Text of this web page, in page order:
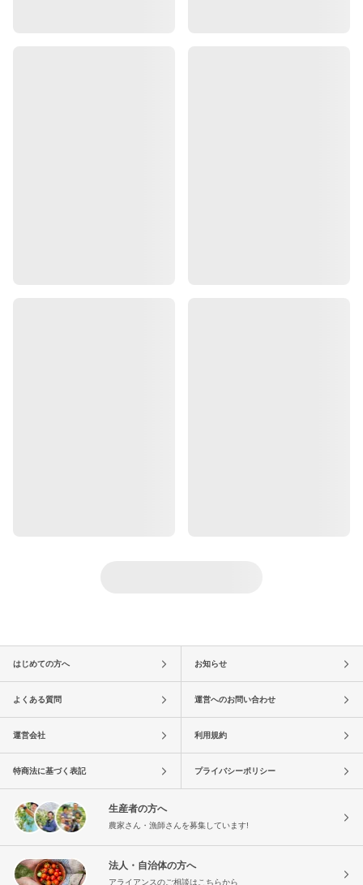
はじめての方へ お知らせ
よくある質問 運営へのお問い合わせ
運営会社 利用規約
特商法に基づく表記 プライバシーポリシー
生産者の方へ
農家さん・漁師さんを募集しています!
法人・自治体の方へ
アライアンスのご相談はこちらから